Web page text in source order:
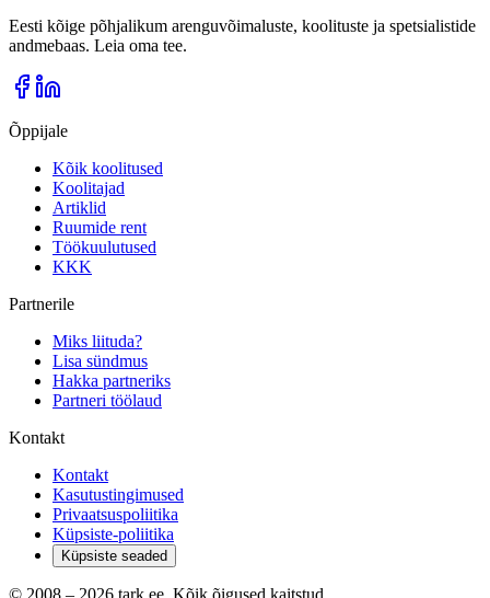
Eesti kõige põhjalikum arenguvõimaluste, koolituste ja spetsialistide
andmebaas. Leia oma tee.
Õppijale
Kõik koolitused
Koolitajad
Artiklid
Ruumide rent
Töökuulutused
KKK
Partnerile
Miks liituda?
Lisa sündmus
Hakka partneriks
Partneri töölaud
Kontakt
Kontakt
Kasutustingimused
Privaatsuspoliitika
Küpsiste-poliitika
Küpsiste seaded